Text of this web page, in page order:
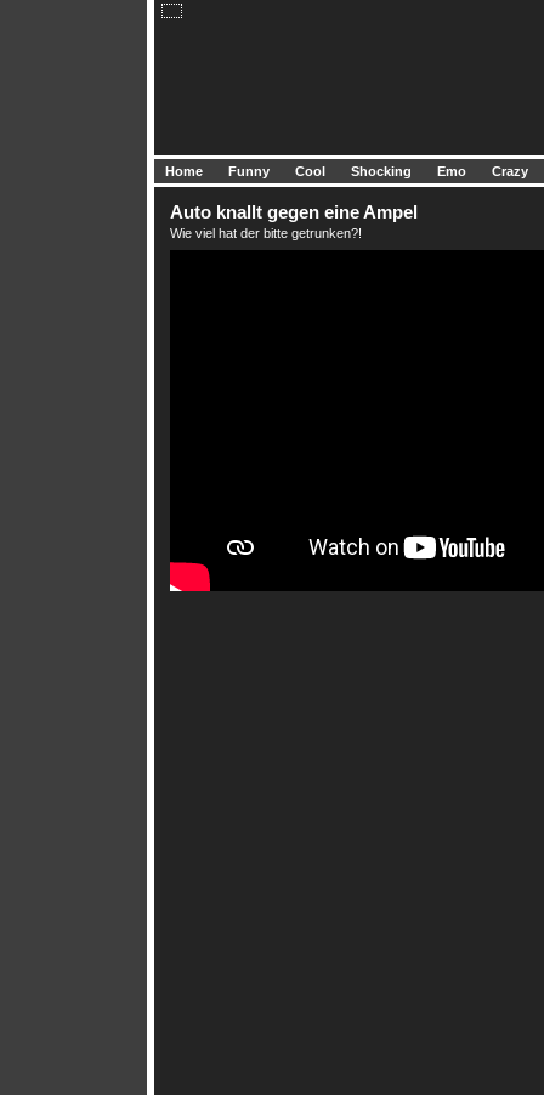
Home Funny Cool Shocking Emo Crazy
Auto knallt gegen eine Ampel
Wie viel hat der bitte getrunken?!